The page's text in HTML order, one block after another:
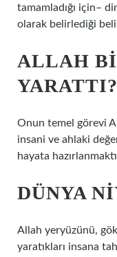
tamamladığı için–
olarak belirlediği
ALLAH
YARATTI?
Onun temel görevi
insani ve ahlaki
hayata
DÜNYA
Allah yeryüzünü,
yaratıkları insana